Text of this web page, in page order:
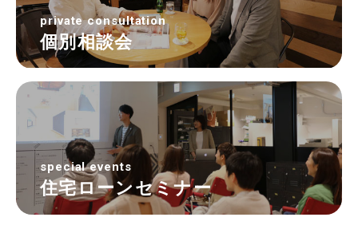
private consultation
個別相談会
special events
住宅ローンセミナー